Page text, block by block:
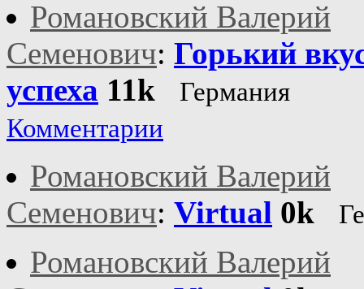
Романовский Валерий
Семенович: Горький
успеха 11k
Германия
Комментарии
Романовский Валерий
Семенович: Virtual 0k
Романовский Валерий